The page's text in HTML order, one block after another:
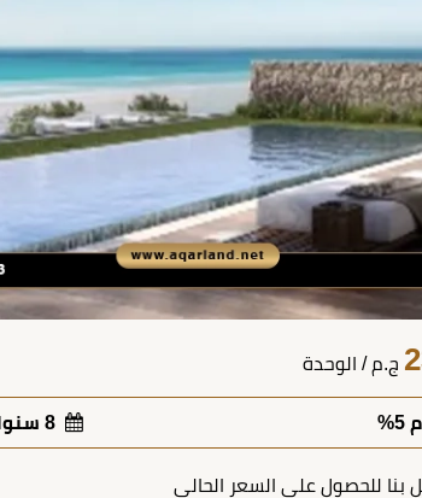
ج.م / الوحدة
بنا للحصول على السعر الحالي